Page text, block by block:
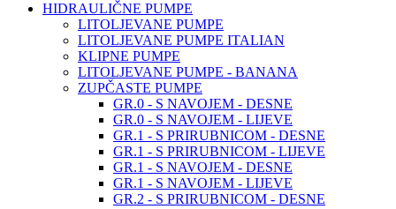
HIDRAULIČNE PUMPE
LITOLJEVANE PUMPE
LITOLJEVANE PUMPE ITALIAN
KLIPNE PUMPE
LITOLJEVANE PUMPE - BANANA
ZUPČASTE PUMPE
GR.0 - S NAVOJEM - DESNE
GR.0 - S NAVOJEM - LIJEVE
GR.1 - S PRIRUBNICOM - DESNE
GR.1 - S PRIRUBNICOM - LIJEVE
GR.1 - S NAVOJEM - DESNE
GR.1 - S NAVOJEM - LIJEVE
GR.2 - S PRIRUBNICOM - DESNE